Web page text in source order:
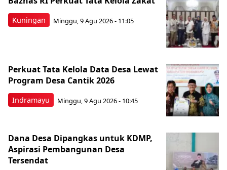
Kuningan Minggu, 9 Agu 2026 - 11:05
Indramayu
Perkuat Tata Kelola Data Desa Lewat
Program Desa Cantik 2026
Minggu, 9 Agu 2026 - 10:45
Dana Desa Dipangkas untuk KDMP,
Aspirasi Pembangunan Desa
Tersendat